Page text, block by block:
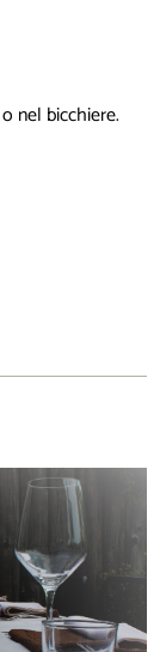
nel bicchiere.